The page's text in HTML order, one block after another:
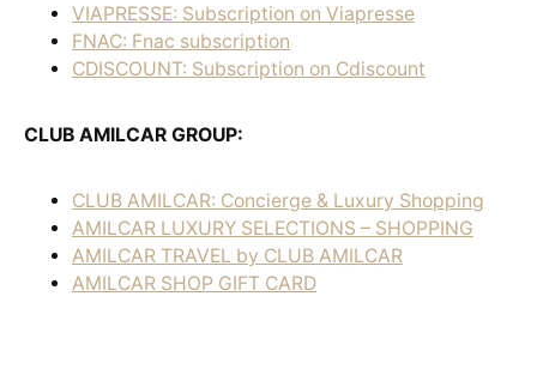
VIAPRESSE: Subscription on Viapresse
FNAC: Fnac subscription
CDISCOUNT: Subscription on Cdiscount
CLUB AMILCAR GROUP:
CLUB AMILCAR: Concierge & Luxury Shopping
AMILCAR LUXURY SELECTIONS – SHOPPING
AMILCAR TRAVEL by CLUB AMILCAR
AMILCAR SHOP GIFT CARD